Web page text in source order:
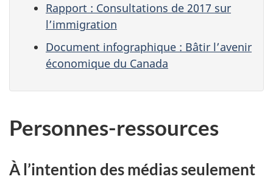
Rapport : Consultations de 2017 sur
l’immigration
Document infographique : Bâtir l’avenir
économique du Canada
Personnes-ressources
À l’intention des médias seulement